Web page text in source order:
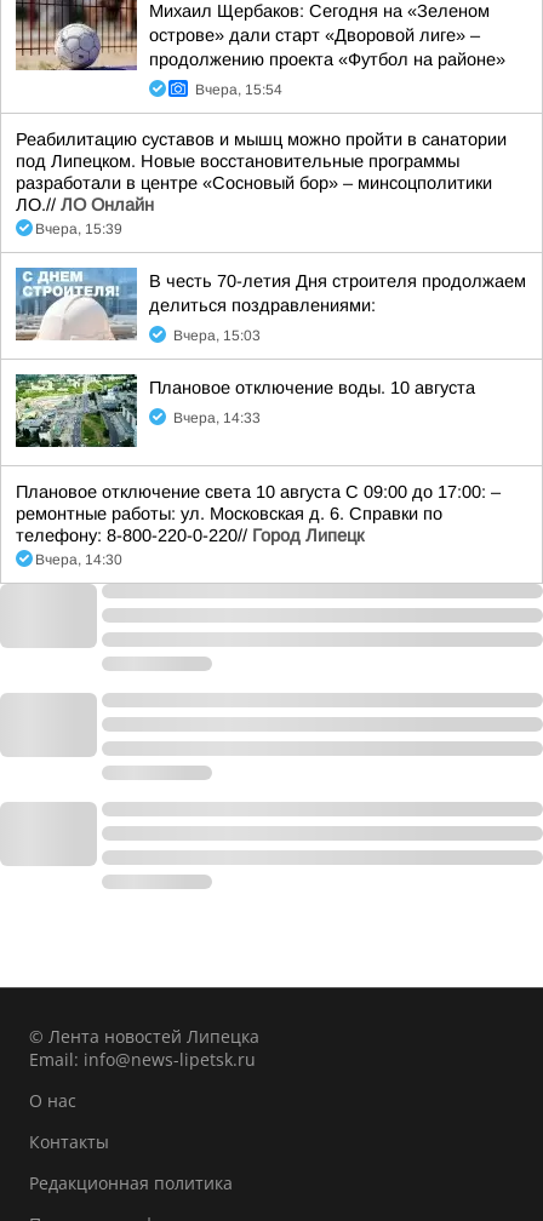
Михаил Щербаков: Сегодня на «Зеленом
острове» дали старт «Дворовой лиге» –
продолжению проекта «Футбол на районе»
Вчера, 15:54
Реабилитацию суставов и мышц можно пройти в санатории
под Липецком. Новые восстановительные программы
разработали в центре «Сосновый бор» – минсоцполитики
ЛО.// ЛО Онлайн
Вчера, 15:39
В честь 70-летия Дня строителя продолжаем
делиться поздравлениями:
Вчера, 15:03
Плановое отключение воды. 10 августа
Вчера, 14:33
Плановое отключение света 10 августа С 09:00 до 17:00: –
ремонтные работы: ул. Московская д. 6. Справки по
телефону: 8-800-220-0-220// Город Липецк
Вчера, 14:30
© Лента новостей Липецка
Email: info@news-lipetsk.ru
О нас
Контакты
Редакционная политика